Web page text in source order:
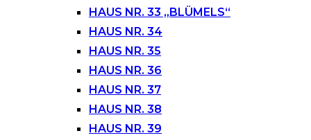
HAUS NR. 33 „BLÜMELS“
HAUS NR. 34
HAUS NR. 35
HAUS NR. 36
HAUS NR. 37
HAUS NR. 38
HAUS NR. 39